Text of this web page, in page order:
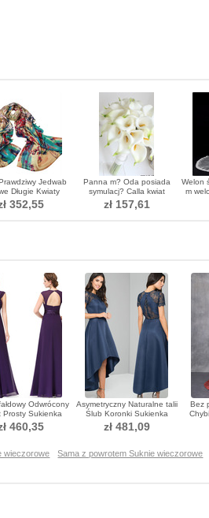
Jedwab
Długie Kwiaty
Zwykły Ciepły
352,55
Panna m? Oda posiada
symulacj? Calla kwiat
dziewczyna strony
zł 157,61
Welon
m
Odwrócony
Prosty Sukienka
wieczorowe
460,35
Asymetryczny Naturalne talii
Ślub Koronki Sukienka
wieczorowe
zł 481,09
Bez
wieczorowe Sama z powrotem Suknie wieczorowe